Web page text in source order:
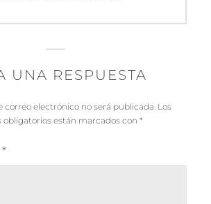
UNA RESPUESTA
correo electrónico no será publicada. Los
obligatorios están marcados con *
*